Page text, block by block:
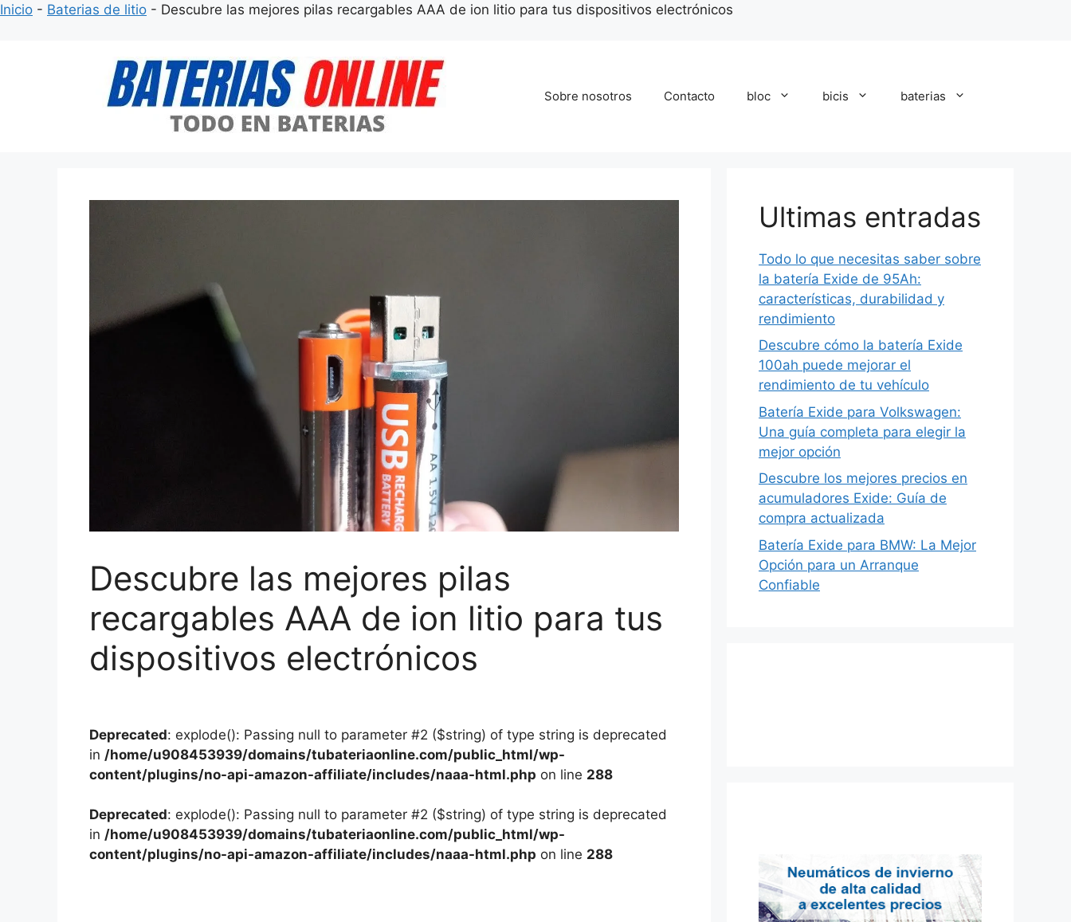
Inicio - Baterias de litio - Descubre las mejores pilas recargables AAA de ion litio para tus dispositivos electrónicos
Sobre nosotros Contacto bloc bicis baterias
Descubre las mejores pilas
recargables AAA de ion litio para tus
dispositivos electrónicos
Deprecated: explode(): Passing null to parameter #2 ($string) of type string is deprecated
in /home/u908453939/domains/tubateriaonline.com/public_html/wp-
content/plugins/no-api-amazon-affiliate/includes/naaa-html.php on line 288
Deprecated: explode(): Passing null to parameter #2 ($string) of type string is deprecated
in /home/u908453939/domains/tubateriaonline.com/public_html/wp-
content/plugins/no-api-amazon-affiliate/includes/naaa-html.php on line 288
Ultimas entradas
Todo lo que necesitas saber sobre
la batería Exide de 95Ah:
características, durabilidad y
rendimiento
Descubre cómo la batería Exide
100ah puede mejorar el
rendimiento de tu vehículo
Batería Exide para Volkswagen:
Una guía completa para elegir la
mejor opción
Descubre los mejores precios en
acumuladores Exide: Guía de
compra actualizada
Batería Exide para BMW: La Mejor
Opción para un Arranque
Confiable